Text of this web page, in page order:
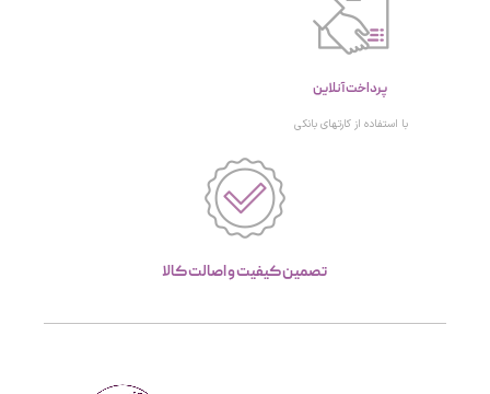
پرداخت آنلاین
با استفاده از کارتهای بانکی
تصمین کیفیت و اصالت کالا